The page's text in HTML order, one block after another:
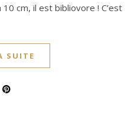
cm, il est bibliovore ! C’est
SUITE